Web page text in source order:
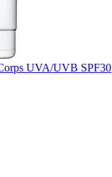
UVA/UVB SPF30